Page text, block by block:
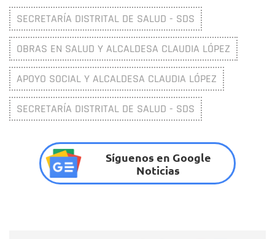
SECRETARÍA DISTRITAL DE SALUD - SDS
OBRAS EN SALUD Y ALCALDESA CLAUDIA LÓPEZ
APOYO SOCIAL Y ALCALDESA CLAUDIA LÓPEZ
SECRETARÍA DISTRITAL DE SALUD - SDS
Síguenos en Google
Noticias